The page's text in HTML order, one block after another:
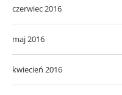
czerwiec 2016
maj 2016
kwiecień 2016